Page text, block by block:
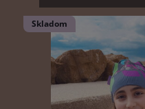
Skladom